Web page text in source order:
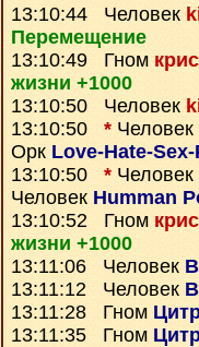
13:10:44 Человек
Перемещение
13:10:49 Гном
жизни +1000
13:10:50 Человек
13:10:50 * Человек
Орк Love-Hate-Sex-
13:10:50 * Человек
Человек Humman
13:10:52 Гном
жизни +1000
13:11:06 Человек
13:11:12 Человек
13:11:28 Гном
13:11:35 Гном